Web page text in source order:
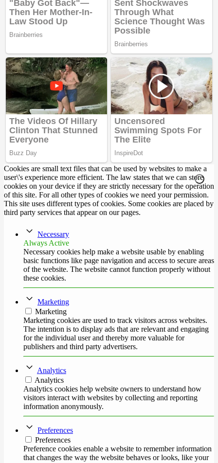
Cookies are small text files that can be used by websites to make a
user\'s experience more efficient. The law states that we can store
cookies on your device if they are strictly necessary for the operation
of this site. For all other types of cookies we need your permission.
This site uses different types of cookies. Some cookies are placed by
third party services that appear on our pages.
Necessary
Always Active
Necessary cookies help make a website usable by enabling
basic functions like page navigation and access to secure areas
of the website. The website cannot function properly without
these cookies.
Marketing
Marketing
Marketing cookies are used to track visitors across websites.
The intention is to display ads that are relevant and engaging
for the individual user and thereby more valuable for
publishers and third party advertisers.
Analytics
Analytics
Analytics cookies help website owners to understand how
visitors interact with websites by collecting and reporting
information anonymously.
Preferences
Preferences
Preference cookies enable a website to remember information
that changes the way the website behaves or looks, like your